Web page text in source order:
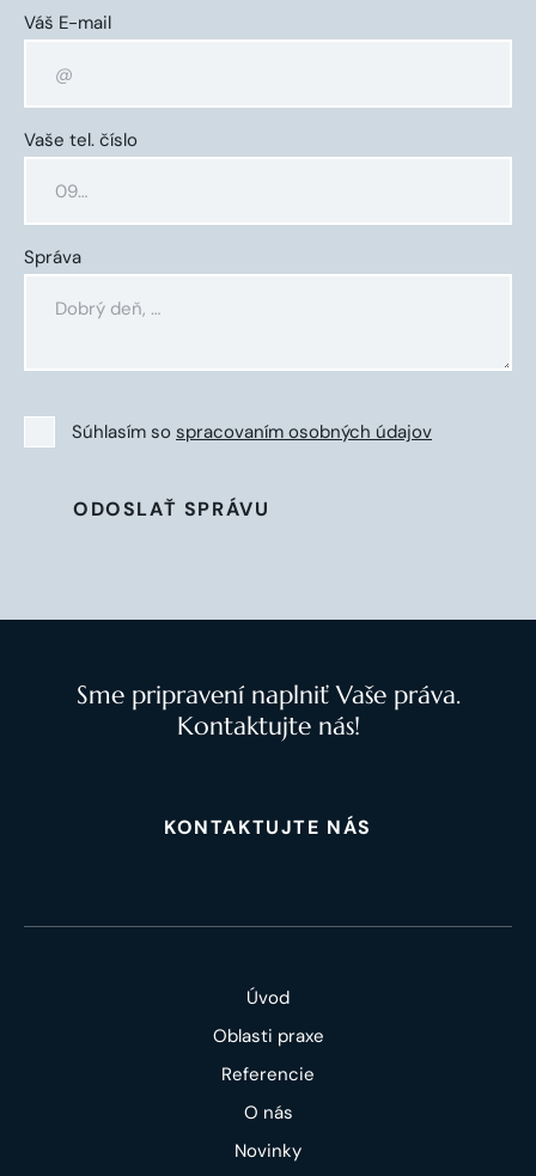
Váš E-mail
Vaše tel. číslo
Správa
Súhlasím so spracovaním osobných údajov
ODOSLAŤ SPRÁVU
Sme pripravení naplniť Vaše práva.
Kontaktujte nás!
KONTAKTUJTE NÁS
Úvod
Oblasti praxe
Referencie
O nás
Novinky